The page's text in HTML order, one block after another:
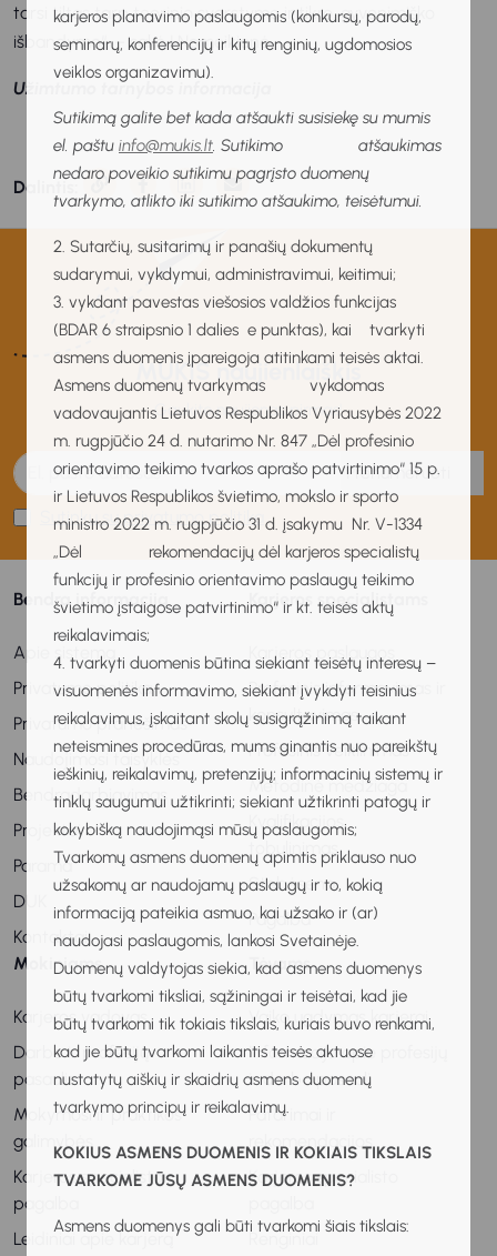
karjeros planavimo paslaugomis (konkursų, parodų,
seminarų, konferencijų ir kitų renginių, ugdomosios
veiklos organizavimu).
Sutikimą galite bet kada atšaukti susisiekę su mumis
el. paštu info@mukis.lt. Sutikimo atšaukimas
nedaro poveikio sutikimu pagrįsto duomenų
tvarkymo, atlikto iki sutikimo atšaukimo, teisėtumui.
2. Sutarčių, susitarimų ir panašių dokumentų
sudarymui, vykdymui, administravimui, keitimui;
3. vykdant pavestas viešosios valdžios funkcijas
(BDAR 6 straipsnio 1 dalies e punktas), kai tvarkyti
asmens duomenis įpareigoja atitinkami teisės aktai.
Asmens duomenų tvarkymas vykdomas
vadovaujantis Lietuvos Respublikos Vyriausybės 2022
m. rugpjūčio 24 d. nutarimo Nr. 847 „Dėl profesinio
orientavimo teikimo tvarkos aprašo patvirtinimo“ 15 p.
ir Lietuvos Respublikos švietimo, mokslo ir sporto
ministro 2022 m. rugpjūčio 31 d. įsakymu Nr. V-1334
„Dėl rekomendacijų dėl karjeros specialistų
funkcijų ir profesinio orientavimo paslaugų teikimo
švietimo įstaigose patvirtinimo“ ir kt. teisės aktų
reikalavimais;
4. tvarkyti duomenis būtina siekiant teisėtų interesų –
visuomenės informavimo, siekiant įvykdyti teisinius
reikalavimus, įskaitant skolų susigrąžinimą taikant
neteismines procedūras, mums ginantis nuo pareikštų
ieškinių, reikalavimų, pretenzijų; informacinių sistemų ir
tinklų saugumui užtikrinti; siekiant užtikrinti patogų ir
kokybišką naudojimąsi mūsų paslaugomis;
Tvarkomų asmens duomenų apimtis priklauso nuo
užsakomų ar naudojamų paslaugų ir to, kokią
informaciją pateikia asmuo, kai užsako ir (ar)
naudojasi paslaugomis, lankosi Svetainėje.
Duomenų valdytojas siekia, kad asmens duomenys
būtų tvarkomi tiksliai, sąžiningai ir teisėtai, kad jie
būtų tvarkomi tik tokiais tikslais, kuriais buvo renkami,
kad jie būtų tvarkomi laikantis teisės aktuose
nustatytų aiškių ir skaidrių asmens duomenų
tvarkymo principų ir reikalavimų.
KOKIUS ASMENS DUOMENIS IR KOKIAIS TIKSLAIS
TVARKOME JŪSŲ ASMENS DUOMENIS?
Asmens duomenys gali būti tvarkomi šiais tikslais:
tarsi tiltas tarp teorinio svarstymo ir tikro, gyvenimiško
išbandymo“, – sakė I.Nomeikienė.
Užimtumo tarnybos informacija
Dalintis:
MUKIS naujienlaiškis
Gaukite naujienas pirmas!
Prenumeruoti
Sutinku su privatumo politika
Bendra informacija
Apie sistemą
Privatumo politika
Privatumo pranešimas
Naudojimosi taisyklės
Bendradarbiavimas
Projektai
Parama
DUK
Kontaktai
Karjeros specialistams
Karjeros paslaugos
Profesinis informavimas ir
konsultavimas
Profesinis veiklinimas
Metodinė medžiaga
Kvalifikacijos
tobulinimas
Stebėsena
Pagalba
Mokiniams
Karjeros vadovas
Darbo ir profesijų
pasaulis
Mokymosi ir praktikos
galimybės
Karjeros specialisto
pagalba
Leidiniai apie karjerą
Tėvams
Vaiko ugdymas karjerai
Informacija apie profesijų
ir darbo pasaulį
Patarimai ir
rekomendacijos
Karjeros specialisto
Renginiai